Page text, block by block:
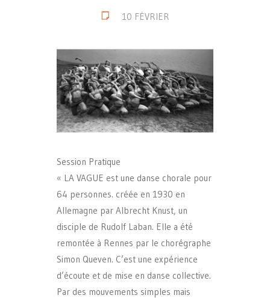
10 FÉVRIER
Session Pratique
« LA VAGUE est une danse chorale pour
64 personnes. créée en 1930 en
Allemagne par Albrecht Knust, un
disciple de Rudolf Laban. Elle a été
remontée à Rennes par le chorégraphe
Simon Queven. C’est une expérience
d’écoute et de mise en danse collective.
Par des mouvements simples mais